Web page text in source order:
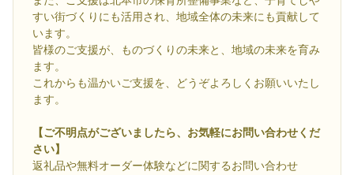
すい街づくりにも活用され、地域全体の未来にも貢献して
います。
皆様のご支援が、ものづくりの未来と、地域の未来を育み
ます。
これからも温かいご支援を、どうぞよろしくお願いいたし
ます。
【ご不明点がございましたら、お気軽にお問い合わせくだ
さい】
返礼品や無料オーダー体験などに関するお問い合わせ